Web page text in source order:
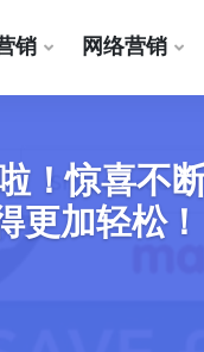
销 网络营销
！惊喜不
更加轻松！